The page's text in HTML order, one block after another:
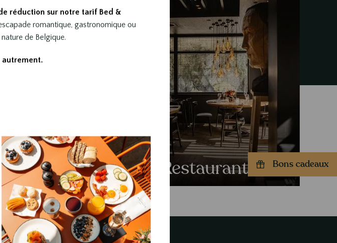
Bons cadeaux
Wellness Restaurants
réduction sur notre tarif Bed &
romantique, gastronomique ou
de Belgique.
autrement.